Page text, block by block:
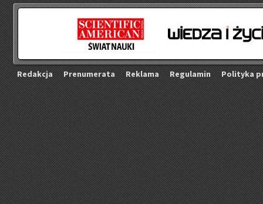
Re­dak­cja Pre­nu­me­ra­ta Re­kla­ma Re­gu­la­min Po­li­ty­ka